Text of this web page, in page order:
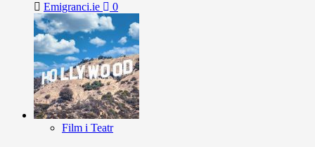
Emigranci.ie 0
Film i Teatr